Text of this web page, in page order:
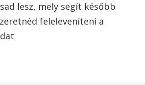
lesz, mely segít később
feleleveníteni a